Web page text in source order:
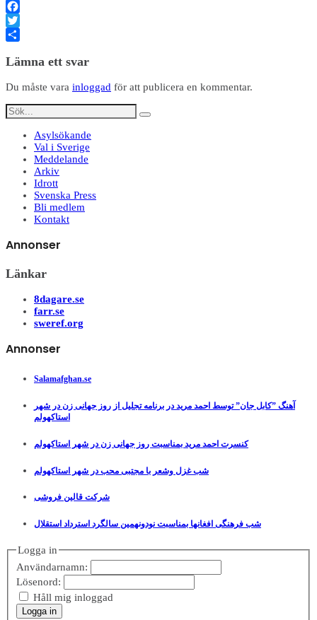
Facebook
Twitter
Lämna ett svar
Du måste vara inloggad för att publicera en kommentar.
Asylsökande
Val i Sverige
Meddelande
Arkiv
Idrott
Svenska Press
Bli medlem
Kontakt
Annonser
Länkar
8dagare.se
farr.se
sweref.org
Annonser
Salamafghan.se
آهنگ ”کابل جان” توسط احمد مرید در برنامه تجلیل از روز جهانی زن در شهر
استاکهولم
کنسرت احمد مرید بمناسبت روز جهانی زن در شهر استاکهولم
شب غزل وشعر با مجتبی محب در شهر استاکهولم
شرکت قالین فروشی
شب فرهنگی افغانها بمناسبت نودونهمین سالگرد استرداد استقلال
Logga in
Användarnamn:
Lösenord:
Håll mig inloggad
Logga in